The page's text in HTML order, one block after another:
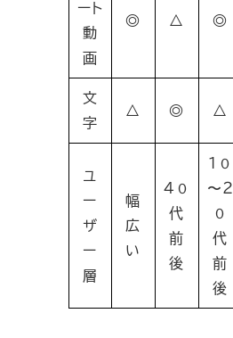
ート
動
画
◎ △ ◎
文
字
△ ◎ △
ユ
ー
ザ
ー
層
幅
広
い
４０
代
前
後
１０
〜２
０
代
前
後